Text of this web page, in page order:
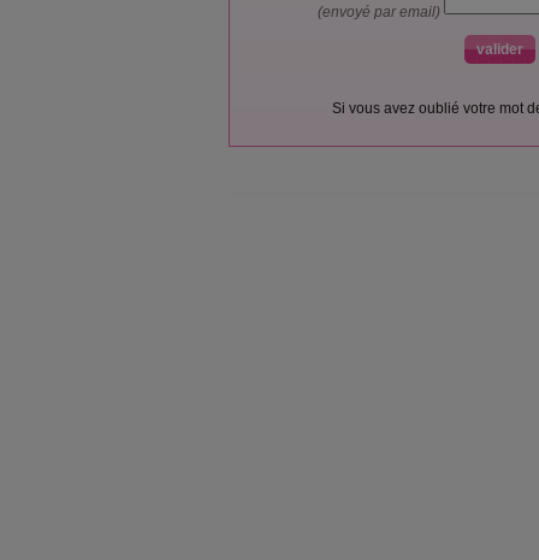
(envoyé par email)
Si vous avez oublié votre mot